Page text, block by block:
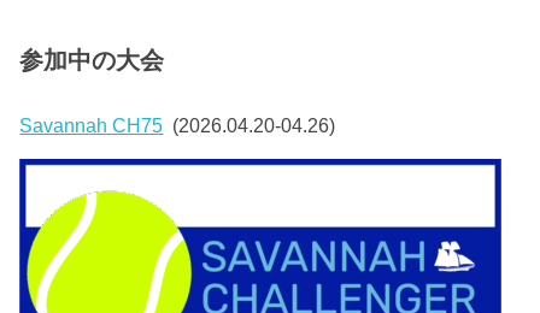
参加中の大会
Savannah CH75 (2026.04.20-04.26)